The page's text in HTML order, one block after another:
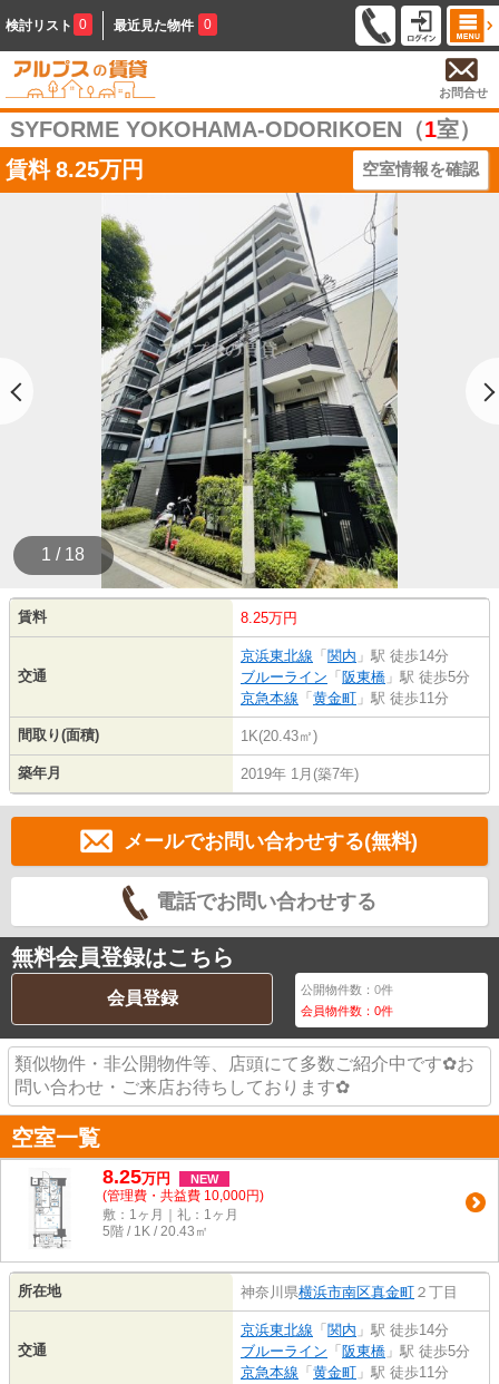
検討リスト 0 最近見た物件 0
お問合せ
SYFORME YOKOHAMA-ODORIKOEN（1室）
賃料 8.25万円 空室情報を確認
1 / 18
賃料 8.25万円
交通
京浜東北線 「 関内 」駅 徒歩14分
ブルーライン 「 阪東橋 」駅 徒歩5分
京急本線 「 黄金町 」駅 徒歩11分
間取り(面積) 1K(20.43㎡)
築年月 2019年 1月(築7年)
メールでお問い合わせする(無料)
電話でお問い合わせする
無料会員登録はこちら
会員登録 公開物件数：0件
会員物件数：0件
類似物件・非公開物件等、店頭にて多数ご紹介中です✿お
問い合わせ・ご来店お待ちしております✿
空室一覧
8.25万円 NEW
(管理費・共益費 10,000円)
敷：1ヶ月｜礼：1ヶ月
5階 / 1K / 20.43㎡
所在地 神奈川県横浜市南区真金町 ２丁目
交通
京浜東北線 「 関内 」駅 徒歩14分
ブルーライン 「 阪東橋 」駅 徒歩5分
京急本線 「 黄金町 」駅 徒歩11分